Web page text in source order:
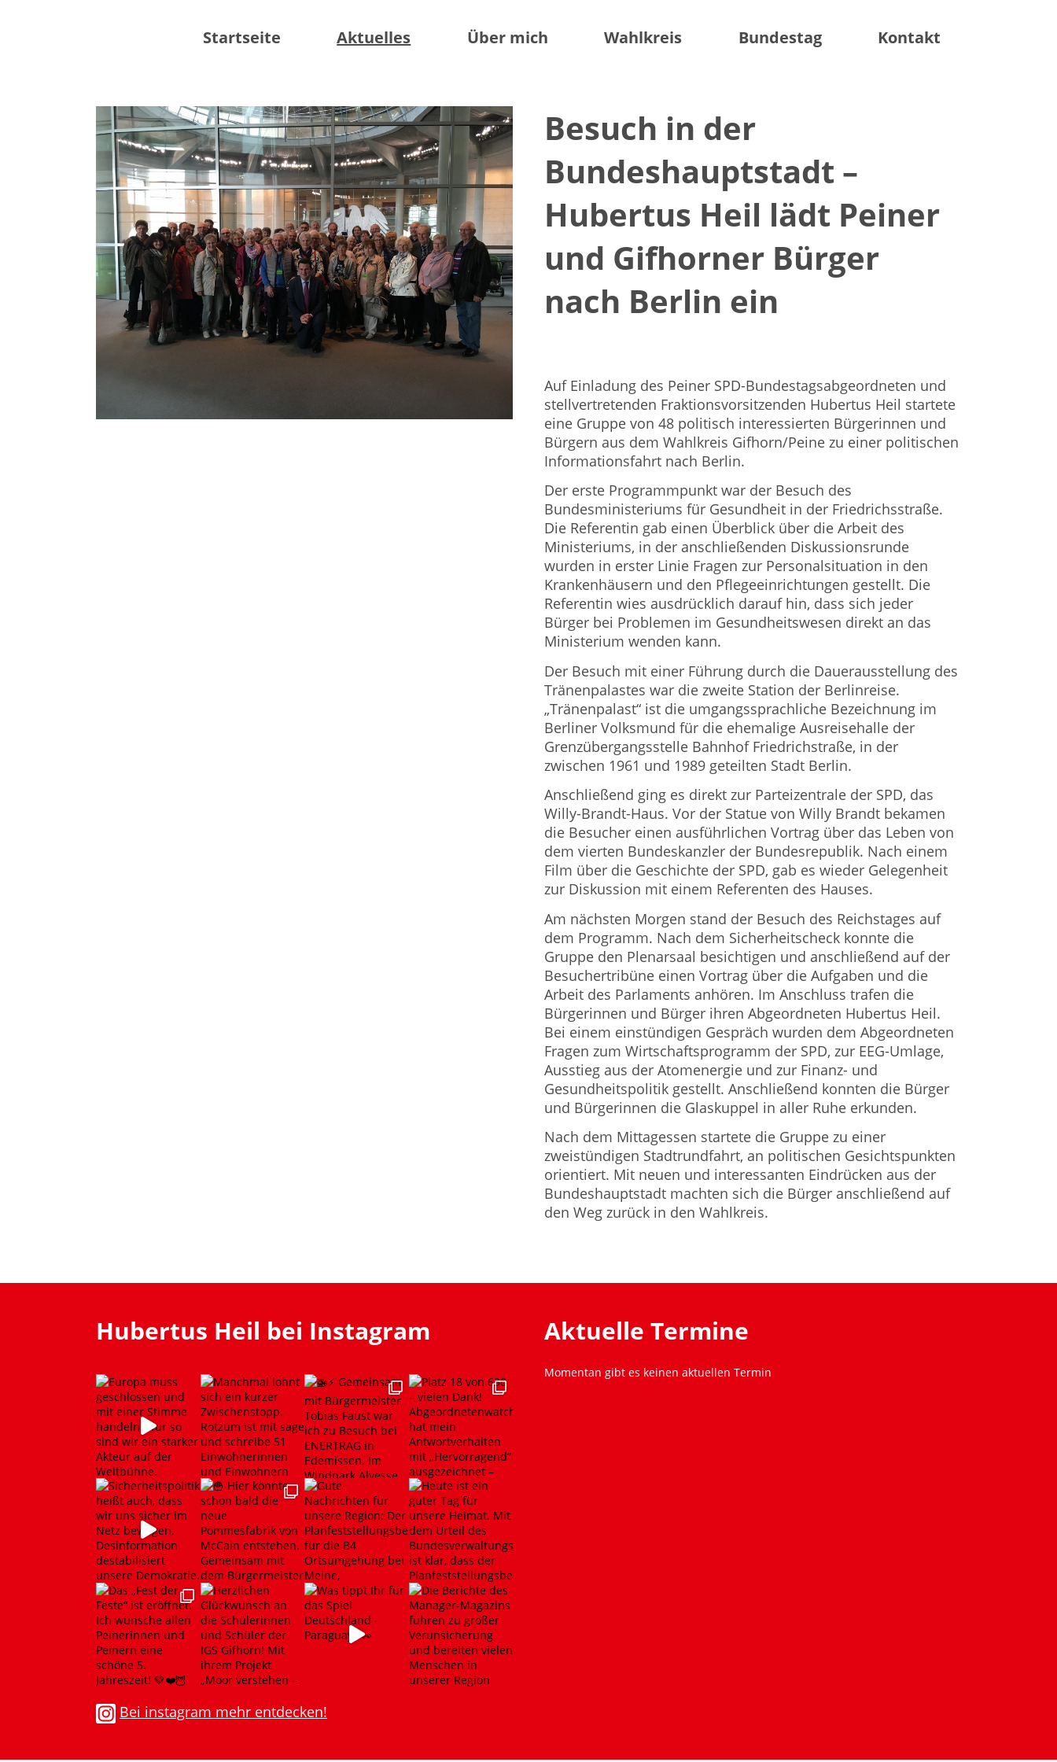
Startseite Aktuelles Über mich Wahlkreis Bundestag Kontakt
Besuch in der
Bundeshauptstadt –
Hubertus Heil lädt Peiner
und Gifhorner Bürger
nach Berlin ein
Auf Einladung des Peiner SPD-Bundestagsabgeordneten und
stellvertretenden Fraktionsvorsitzenden Hubertus Heil startete
eine Gruppe von 48 politisch interessierten Bürgerinnen und
Bürgern aus dem Wahlkreis Gifhorn/Peine zu einer politischen
Informationsfahrt nach Berlin.
Der erste Programmpunkt war der Besuch des
Bundesministeriums für Gesundheit in der Friedrichsstraße.
Die Referentin gab einen Überblick über die Arbeit des
Ministeriums, in der anschließenden Diskussionsrunde
wurden in erster Linie Fragen zur Personalsituation in den
Krankenhäusern und den Pflegeeinrichtungen gestellt. Die
Referentin wies ausdrücklich darauf hin, dass sich jeder
Bürger bei Problemen im Gesundheitswesen direkt an das
Ministerium wenden kann.
Der Besuch mit einer Führung durch die Dauerausstellung des
Tränenpalastes war die zweite Station der Berlinreise.
„Tränenpalast“ ist die umgangssprachliche Bezeichnung im
Berliner Volksmund für die ehemalige Ausreisehalle der
Grenzübergangsstelle Bahnhof Friedrichstraße, in der
zwischen 1961 und 1989 geteilten Stadt Berlin.
Anschließend ging es direkt zur Parteizentrale der SPD, das
Willy-Brandt-Haus. Vor der Statue von Willy Brandt bekamen
die Besucher einen ausführlichen Vortrag über das Leben von
dem vierten Bundeskanzler der Bundesrepublik. Nach einem
Film über die Geschichte der SPD, gab es wieder Gelegenheit
zur Diskussion mit einem Referenten des Hauses.
Am nächsten Morgen stand der Besuch des Reichstages auf
dem Programm. Nach dem Sicherheitscheck konnte die
Gruppe den Plenarsaal besichtigen und anschließend auf der
Besuchertribüne einen Vortrag über die Aufgaben und die
Arbeit des Parlaments anhören. Im Anschluss trafen die
Bürgerinnen und Bürger ihren Abgeordneten Hubertus Heil.
Bei einem einstündigen Gespräch wurden dem Abgeordneten
Fragen zum Wirtschaftsprogramm der SPD, zur EEG-Umlage,
Ausstieg aus der Atomenergie und zur Finanz- und
Gesundheitspolitik gestellt. Anschließend konnten die Bürger
und Bürgerinnen die Glaskuppel in aller Ruhe erkunden.
Nach dem Mittagessen startete die Gruppe zu einer
zweistündigen Stadtrundfahrt, an politischen Gesichtspunkten
orientiert. Mit neuen und interessanten Eindrücken aus der
Bundeshauptstadt machten sich die Bürger anschließend auf
den Weg zurück in den Wahlkreis.
Hubertus Heil bei Instagram
Bei instagram mehr entdecken!
Aktuelle Termine
Momentan gibt es keinen aktuellen Termin